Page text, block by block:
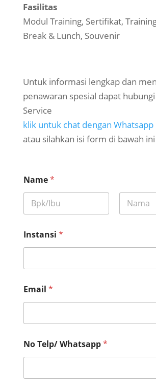
Fasilitas
Modul Training, Sertifikat,
Break & Lunch, Souvenir
Untuk informasi lengkap dan
penawaran spesial dapat
Service
klik untuk chat dengan Whatsapp
atau silahkan isi form di bawah ini
Name*
Instansi *
Email *
u
m
a
No Telp/ Whatsapp*